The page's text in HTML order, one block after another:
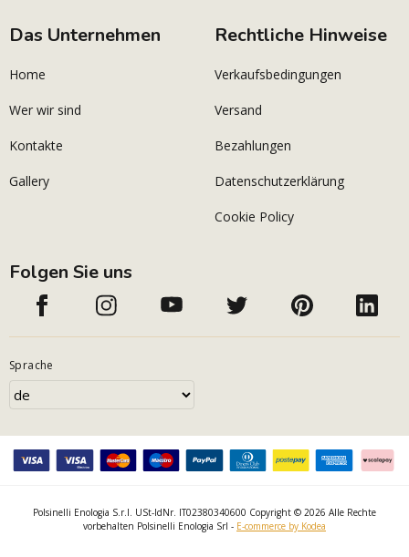
Das Unternehmen
Home
Wer wir sind
Kontakte
Gallery
Rechtliche Hinweise
Verkaufsbedingungen
Versand
Bezahlungen
Datenschutzerklärung
Cookie Policy
Folgen Sie uns
Sprache
Polsinelli Enologia S.r.l. USt-IdNr. IT02380340600 Copyright © 2026 Alle Rechte
vorbehalten Polsinelli Enologia Srl - E-commerce by Kodea